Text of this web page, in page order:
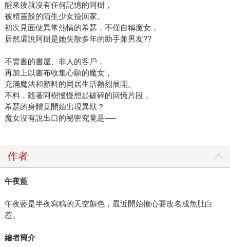
醒來後就沒有任何記憶的阿樹，
被精靈般的陌生少女撿回家。
初次見面便異常熱情的希瑟，不僅自稱魔女，
居然還說阿樹是她失散多年的助手兼男友??
不賣書的書屋、非人的客戶，
再加上以畫布收集心願的魔女，
充滿魔法和顏料的同居生活熱烈展開。
不料，隨著阿樹慢慢想起破碎的回憶片段，
希瑟的身體竟開始出現異狀？
魔女沒有說出口的祕密究竟是──
作者
午夜藍
午夜藍是半夜寫稿的天空顏色，最近開始擔心要改名成魚肚白
惹。
繪者簡介